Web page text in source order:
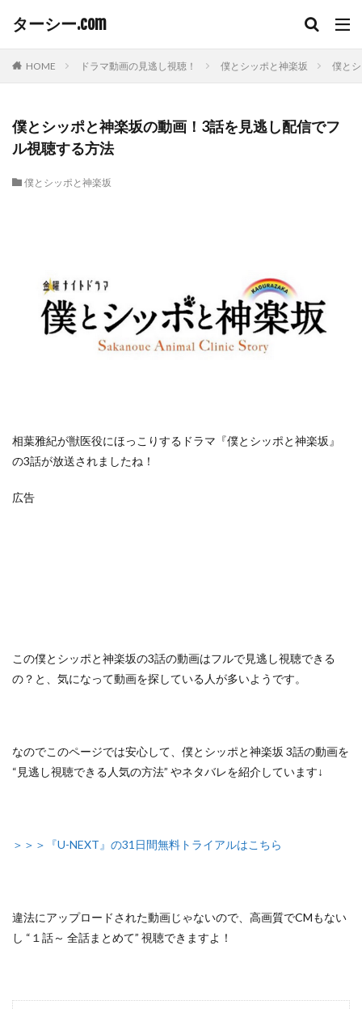
ターシー.com
HOME ドラマ動画の見逃し視聴！ 僕とシッポと神楽坂 僕と
僕とシッポと神楽坂の動画！3話を見逃し配信でフ
ル視聴する方法
僕とシッポと神楽坂
相葉雅紀が獣医役にほっこりするドラマ『僕とシッポと神楽坂』
の3話が放送されましたね！
広告
この僕とシッポと神楽坂の3話の動画はフルで見逃し視聴できる
の？ と、気になって動画を探している人が多いようです。
なのでこのページでは安心して、 僕とシッポと神楽坂 3話の動画を
“見逃し視聴できる人気の方法” やネタバレを紹介しています↓
＞＞＞『U-NEXT』の31日間無料トライアルはこちら
違法にアップロードされた動画じゃないので 、高画質でCMもない
し “１話～ 全話まとめて” 視聴できますよ！